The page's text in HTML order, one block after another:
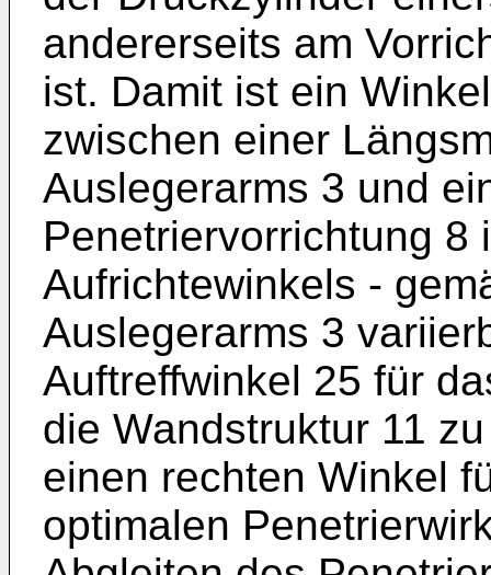
andererseits am
ist. Damit ist ein
zwischen einer
Auslegerarms 3 und
Penetriervorrichtung 8
Aufrichtewinkels -
Auslegerarms 3
Auftreffwinkel 25 für
die Wandstruktur 11
einen rechten Winkel
optimalen